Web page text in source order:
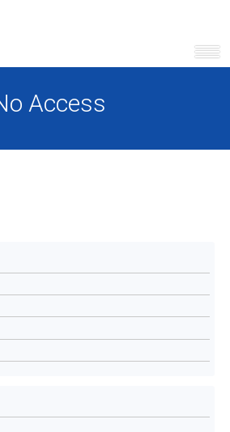
Access